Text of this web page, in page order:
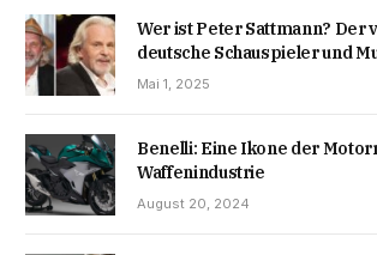
Wer ist Peter Sattmann? Der
deutsche Schauspieler und
Mai 1, 2025
Benelli: Eine Ikone der
Waffenindustrie
August 20, 2024